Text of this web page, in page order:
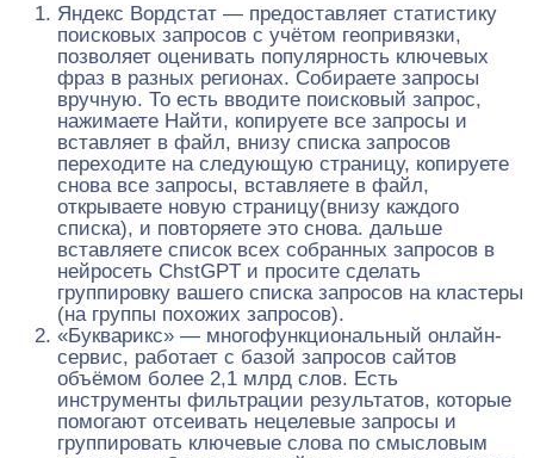
Яндекс Вордстат — предоставляет статистику
поисковых запросов с учётом геопривязки,
позволяет оценивать популярность ключевых
фраз в разных регионах. Собираете запросы
вручную. То есть вводите поисковый запрос,
нажимаете Найти, копируете все запросы и
вставляет в файл, внизу списка запросов
переходите на следующую страницу, копируете
снова все запросы, вставляете в файл,
открываете новую страницу(внизу каждого
списка), и повторяете это снова. дальше
вставляете список всех собранных запросов в
нейросеть ChstGPT и просите сделать
группировку вашего списка запросов на кластеры
(на группы похожих запросов).
«Букварикс» — многофункциональный онлайн-
сервис, работает с базой запросов сайтов
объёмом более 2,1 млрд слов. Есть
инструменты фильтрации результатов, которые
помогают отсеивать нецелевые запросы и
группировать ключевые слова по смысловым